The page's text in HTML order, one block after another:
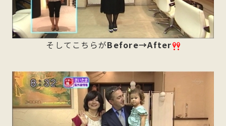
そしてこちらがBefore→After